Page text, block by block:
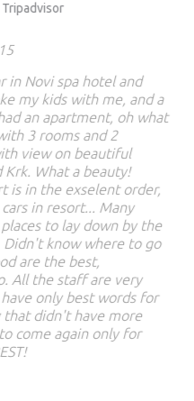
spa hotel and
kids with me, and a
an apartment, oh what
3 rooms and 2
on beautiful
What a beauty!
in the exselent order,
in resort... Many
to lay down by the
know where to go
the best,
the staff are very
only best words for
didn't have more
again only for